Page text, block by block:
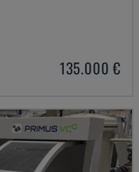
135.000 €